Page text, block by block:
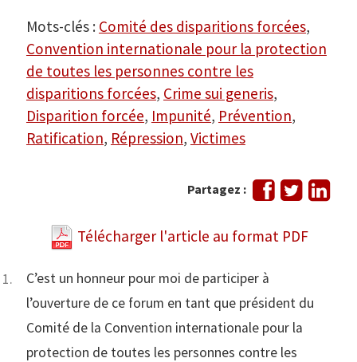
Mots-clés : Comité des disparitions forcées,
Convention internationale pour la protection
de toutes les personnes contre les
disparitions forcées, Crime sui generis,
Disparition forcée, Impunité, Prévention,
Ratification, Répression, Victimes
Partagez :
Partager
sur
Tweeter
Télécharger l'article au format PDF
C’est un honneur pour moi de participer à
l’ouverture de ce forum en tant que président du
Comité de la Convention internationale pour la
protection de toutes les personnes contre les